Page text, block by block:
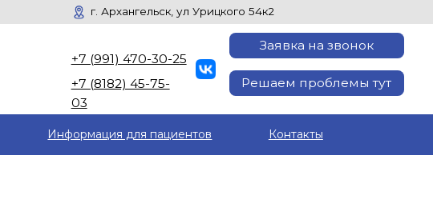
Заявка на звонок
Решаем проблемы тут
г. Архангельск, ул Урицкого 54к2
+7 (991) 470-30-25
Информация для пациентов Контакты